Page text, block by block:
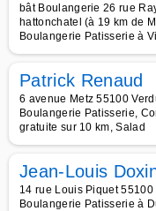
bât Boulangerie 26 rue
hattonchatel (à 19 km de
Boulangerie Patisserie à
Patrick Renaud
6 avenue Metz 55100
Boulangerie Patisserie,
gratuite sur 10 km, Salad
Jean-Louis
14 rue Louis Piquet
Boulangerie Patisserie à